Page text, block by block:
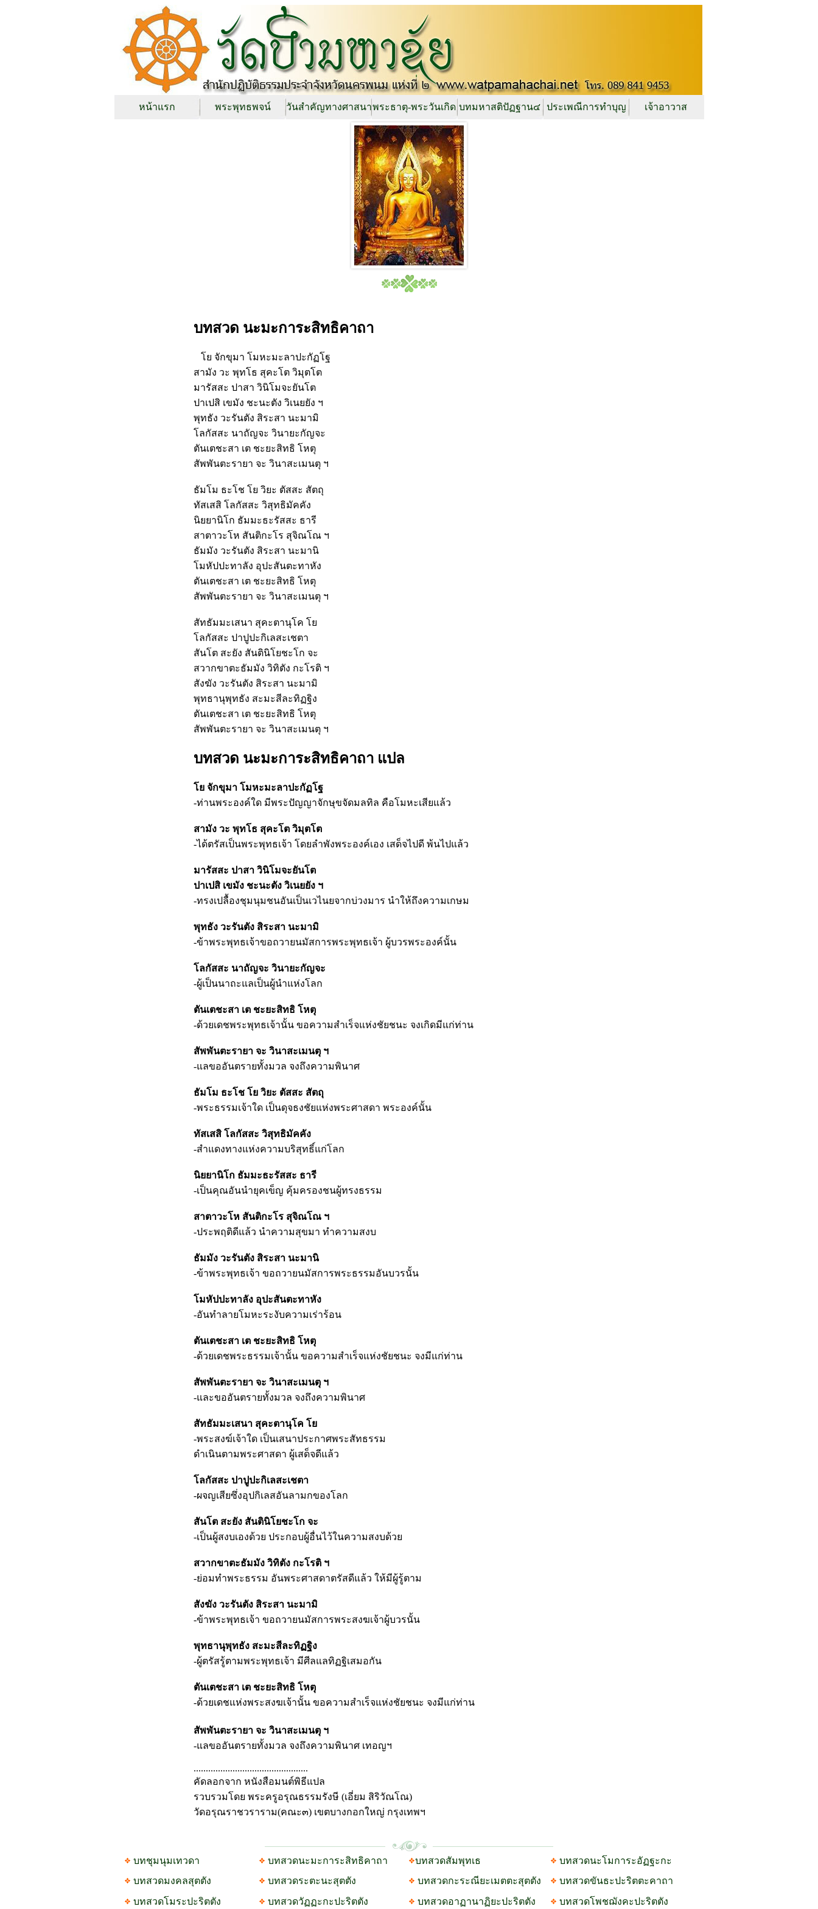
หน้าแรก พระพุทธพจน์ วันสำคัญทางศาสนาพระธาตุ-พระวันเกิด บทมหาสติปัฏฐาน๔ ประเพณีการทำบุญ เจ้าอาวาส
บทสวด นะมะการะสิทธิคาถา
โย จักขุมา โมหะมะลาปะกัฏโฐ
สามัง วะ พุทโธ สุคะโต วิมุตโต
มารัสสะ ปาสา วินิโมจะยันโต
ปาเปสิ เขมัง ชะนะตัง วิเนยยัง ฯ
พุทธัง วะรันตัง สิระสา นะมามิ
โลกัสสะ นาถัญจะ วินายะกัญจะ
ตันเตชะสา เต ชะยะสิทธิ โหตุ
สัพพันตะรายา จะ วินาสะเมนตุ ฯ
ธัมโม ธะโช โย วิยะ ตัสสะ สัตถุ
ทัสเสสิ โลกัสสะ วิสุทธิมัคคัง
นิยยานิโก ธัมมะธะรัสสะ ธารี
สาตาวะโห สันติกะโร สุจิณโณ ฯ
ธัมมัง วะรันตัง สิระสา นะมานิ
โมหัปปะทาลัง อุปะสันตะทาหัง
ตันเตชะสา เต ชะยะสิทธิ โหตุ
สัพพันตะรายา จะ วินาสะเมนตุ ฯ
สัทธัมมะเสนา สุคะตานุโค โย
โลกัสสะ ปาปูปะกิเลสะเชตา
สันโต สะยัง สันตินิโยชะโก จะ
สวากขาตะธัมมัง วิทิตัง กะโรติ ฯ
สังฆัง วะรันตัง สิระสา นะมามิ
พุทธานุพุทธัง สะมะสีละทิฏฐิง
ตันเตชะสา เต ชะยะสิทธิ โหตุ
สัพพันตะรายา จะ วินาสะเมนตุ ฯ
บทสวด นะมะการะสิทธิคาถา แปล
โย จักขุมา โมหะมะลาปะกัฏโฐ
-ท่านพระองค์ใด มีพระปัญญาจักษุขจัดมลทิล คือโมหะเสียแล้ว
สามัง วะ พุทโธ สุคะโต วิมุตโต
-ได้ตรัสเป็นพระพุทธเจ้า โดยลำพังพระองค์เอง เสด็จไปดี พ้นไปแล้ว
มารัสสะ ปาสา วินิโมจะยันโต
ปาเปสิ เขมัง ชะนะตัง วิเนยยัง ฯ
-ทรงเปลื้องชุมนุมชนอันเป็นเวไนยจากบ่วงมาร นำให้ถึงความเกษม
พุทธัง วะรันตัง สิระสา นะมามิ
-ข้าพระพุทธเจ้าขอถวายนมัสการพระพุทธเจ้า ผู้บวรพระองค์นั้น
โลกัสสะ นาถัญจะ วินายะกัญจะ
-ผู้เป็นนาถะแลเป็นผู้นำแห่งโลก
ตันเตชะสา เต ชะยะสิทธิ โหตุ
-ด้วยเดชพระพุทธเจ้านั้น ขอความสำเร็จแห่งชัยชนะ จงเกิดมีแก่ท่าน
สัพพันตะรายา จะ วินาสะเมนตุ ฯ
-แลขออันตรายทั้งมวล จงถึงความพินาศ
ธัมโม ธะโช โย วิยะ ตัสสะ สัตถุ
-พระธรรมเจ้าใด เป็นดุจธงชัยแห่งพระศาสดา พระองค์นั้น
ทัสเสสิ โลกัสสะ วิสุทธิมัคคัง
-สำแดงทางแห่งความบริสุทธิ์แก่โลก
นิยยานิโก ธัมมะธะรัสสะ ธารี
-เป็นคุณอันนำยุคเข็ญ คุ้มครองชนผู้ทรงธรรม
สาตาวะโห สันติกะโร สุจิณโณ ฯ
-ประพฤติดีแล้ว นำความสุขมา ทำความสงบ
ธัมมัง วะรันตัง สิระสา นะมานิ
-ข้าพระพุทธเจ้า ขอถวายนมัสการพระธรรมอันบวรนั้น
โมหัปปะทาลัง อุปะสันตะทาหัง
-อันทำลายโมหะระงับความเร่าร้อน
ตันเตชะสา เต ชะยะสิทธิ โหตุ
-ด้วยเดชพระธรรมเจ้านั้น ขอความสำเร็จแห่งชัยชนะ จงมีแก่ท่าน
สัพพันตะรายา จะ วินาสะเมนตุ ฯ
-และขออันตรายทั้งมวล จงถึงความพินาศ
สัทธัมมะเสนา สุคะตานุโค โย
-พระสงฆ์เจ้าใด เป็นเสนาประกาศพระสัทธรรม
ดำเนินตามพระศาสดา ผู้เสด็จดีแล้ว
โลกัสสะ ปาปูปะกิเลสะเชตา
-ผจญเสียซึ่งอุปกิเลสอันลามกของโลก
สันโต สะยัง สันตินิโยชะโก จะ
-เป็นผู้สงบเองด้วย ประกอบผู้อื่นไว้ในความสงบด้วย
สวากขาตะธัมมัง วิทิตัง กะโรติ ฯ
-ย่อมทำพระธรรม อันพระศาสดาตรัสดีแล้ว ให้มีผู้รู้ตาม
สังฆัง วะรันตัง สิระสา นะมามิ
-ข้าพระพุทธเจ้า ขอถวายนมัสการพระสงฆเจ้าผู้บวรนั้น
พุทธานุพุทธัง สะมะสีละทิฏฐิง
-ผู้ตรัสรู้ตามพระพุทธเจ้า มีศีลแลทิฏฐิเสมอกัน
ตันเตชะสา เต ชะยะสิทธิ โหตุ
-ด้วยเดชแห่งพระสงฆเจ้านั้น ขอความสำเร็จแห่งชัยชนะ จงมีแก่ท่าน
สัพพันตะรายา จะ วินาสะเมนตุ ฯ
-แลขออันตรายทั้งมวล จงถึงความพินาศ เทอญฯ
...............................................
คัดลอกจาก หนังสือมนต์พิธีแปล
รวบรวมโดย พระครูอรุณธรรมรังษี (เอี่ยม สิริวัณโณ)
วัดอรุณราชวราราม(คณะ๓) เขตบางกอกใหญ่ กรุงเทพฯ
บทชุมนุมเทวดา บทสวดนะมะการะสิทธิคาถา บทสวดสัมพุทเธ
บทสวดนะโมการะอัฏฐะกะ
บทสวดมงคลสุตตัง
บทสวดระตะนะสุตตัง บทสวดกะระณียะเมตตะสุตตัง
บทสวดขันธะปะริตตะคาถา
บทสวดโมระปะริตตัง
บทสวดวัฏฏะกะปะริตตัง บทสวดอาฏานาฏิยะปะริตตัง บทสวดโพชฌังคะปะริตตัง